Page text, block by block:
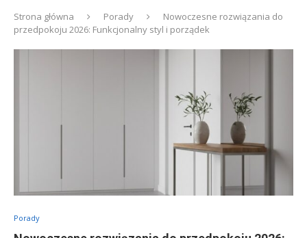
Strona główna Porady
Nowoczesne rozwiązania do
przedpokoju 2026: Funkcjonalny styl i porządek
Porady